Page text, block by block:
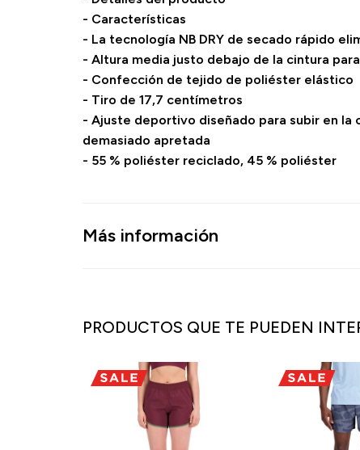
- Características
- La tecnología NB DRY de secado rápido
- Altura media justo debajo de la cintura
- Confección de tejido de poliéster elástico
- Tiro de 17,7 centímetros
- Ajuste deportivo diseñado para subir en
demasiado apretada
- 55 % poliéster reciclado, 45 % poliéster
Más información
PRODUCTOS QUE TE PUEDEN